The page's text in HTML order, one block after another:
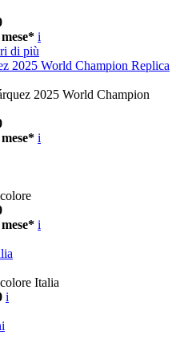
i
di più
2025 World Champion Replica
2025 World Champion
i
i
Italia
i